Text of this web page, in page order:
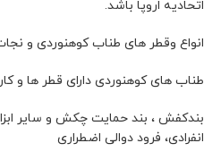
اتحادیه اروپا باشد.
انواع وقطر های طناب کوهنوردی و
طناب های کوهنوردی دارای قطر ها و
انفرادی، فرود دوالی اضطراری